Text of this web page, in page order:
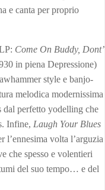
e canta per proprio
Come On Buddy, Dont’
in piena Depressione)
style e banjo-
melodica modernissima
dal perfetto yodelling che
Infine, Laugh Your Blues
l’ennesima volta l’arguzia
che spesso e volentieri
del suo tempo… e del